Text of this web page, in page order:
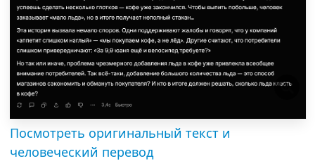
Посмотреть оригинальный текст и
человеческий перевод